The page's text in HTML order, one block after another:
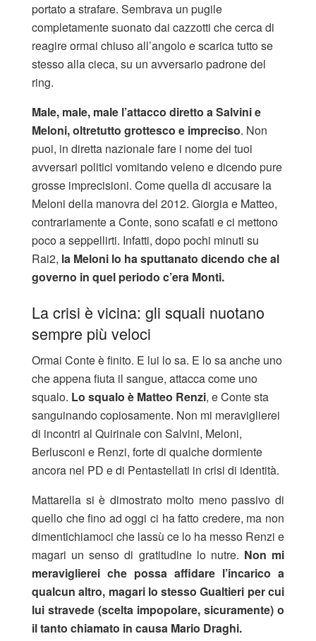
portato a strafare. Sembrava un pugile
completamente suonato dai cazzotti che cerca di
reagire ormai chiuso all’angolo e scarica tutto se
stesso alla cieca, su un avversario padrone del
ring.
Male, male, male l’attacco diretto a Salvini e
Meloni, oltretutto grottesco e impreciso. Non
puoi, in diretta nazionale fare i nome dei tuoi
avversari politici vomitando veleno e dicendo pure
grosse imprecisioni. Come quella di accusare la
Meloni della manovra del 2012. Giorgia e Matteo,
contrariamente a Conte, sono scafati e ci mettono
poco a seppellirti. Infatti, dopo pochi minuti su
Rai2, la Meloni lo ha sputtanato dicendo che al
governo in quel periodo c’era Monti.
La crisi è vicina: gli squali nuotano
sempre più veloci
Ormai Conte è finito. E lui lo sa. E lo sa anche uno
che appena fiuta il sangue, attacca come uno
squalo. Lo squalo è Matteo Renzi, e Conte sta
sanguinando copiosamente. Non mi meraviglierei
di incontri al Quirinale con Salvini, Meloni,
Berlusconi e Renzi, forte di qualche dormiente
ancora nel PD e di Pentastellati in crisi di identità.
Mattarella si è dimostrato molto meno passivo di
quello che fino ad oggi ci ha fatto credere, ma non
dimentichiamoci che lassù ce lo ha messo Renzi e
magari un senso di gratitudine lo nutre. Non mi
meraviglierei che possa affidare l’incarico a
qualcun altro, magari lo stesso Gualtieri per cui
lui stravede (scelta impopolare, sicuramente) o
il tanto chiamato in causa Mario Draghi.